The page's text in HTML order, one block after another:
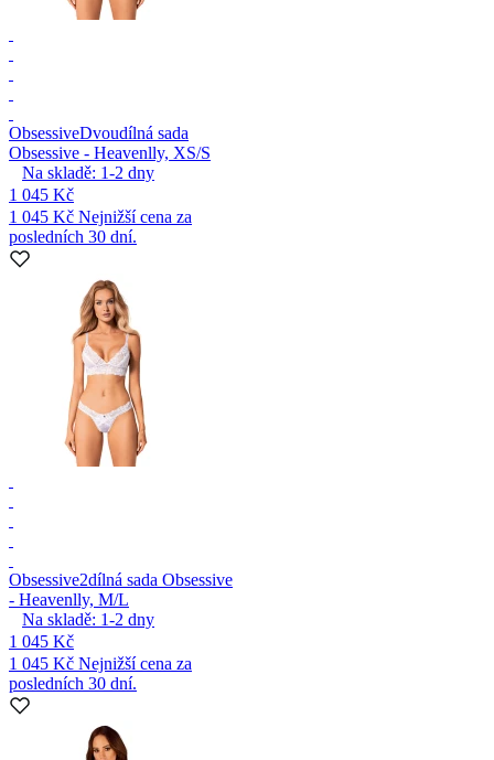
ObsessiveDvoudílná sada
Obsessive - Heavenlly, XS/S
Na skladě: 1-2 dny
1 045 Kč
1 045 Kč Nejnižší cena za
posledních 30 dní.
Obsessive2dílná sada Obsessive
- Heavenlly, M/L
Na skladě: 1-2 dny
1 045 Kč
1 045 Kč Nejnižší cena za
posledních 30 dní.